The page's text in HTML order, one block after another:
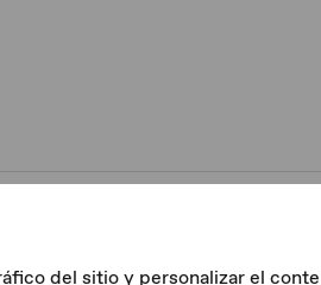
del sitio y personalizar el